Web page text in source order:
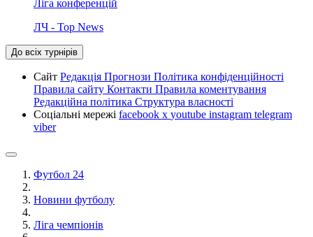
Ліга конференцій
ЛЧ - Top News
До всіх турнірів
Сайт Редакція Прогнози Політика конфіденційності
Правила сайту Контакти Правила коментування
Редакційна політика Структура власності
Соціальні мережі facebook x youtube instagram telegram
viber
Футбол 24
Новини футболу
Ліга чемпіонів